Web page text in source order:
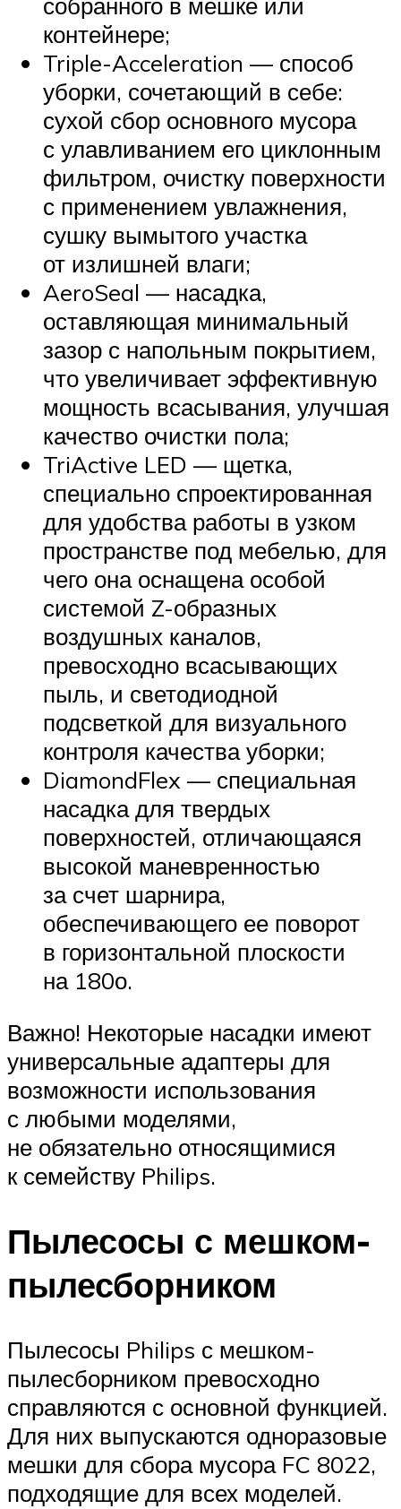
контейнере;
Triple-Acceleration — способ
уборки, сочетающий в себе:
сухой сбор основного мусора
с улавливанием его циклонным
фильтром, очистку поверхности
с применением увлажнения,
сушку вымытого участка
от излишней влаги;
AeroSeal — насадка,
оставляющая минимальный
зазор с напольным покрытием,
что увеличивает эффективную
мощность всасывания, улучшая
качество очистки пола;
TriActive LED — щетка,
специально спроектированная
для удобства работы в узком
пространстве под мебелью, для
чего она оснащена особой
системой Z-образных
воздушных каналов,
превосходно всасывающих
пыль, и светодиодной
подсветкой для визуального
контроля качества уборки;
DiamondFlex — специальная
насадка для твердых
поверхностей, отличающаяся
высокой маневренностью
за счет шарнира,
обеспечивающего ее поворот
в горизонтальной плоскости
на 180о.
Важно! Некоторые насадки имеют
универсальные адаптеры для
возможности использования
с любыми моделями,
не обязательно относящимися
к семейству Philips.
Пылесосы с мешком-
пылесборником
Пылесосы Philips с мешком-
пылесборником превосходно
справляются с основной функцией.
Для них выпускаются одноразовые
мешки для сбора мусора FC 8022,
подходящие для всех моделей.